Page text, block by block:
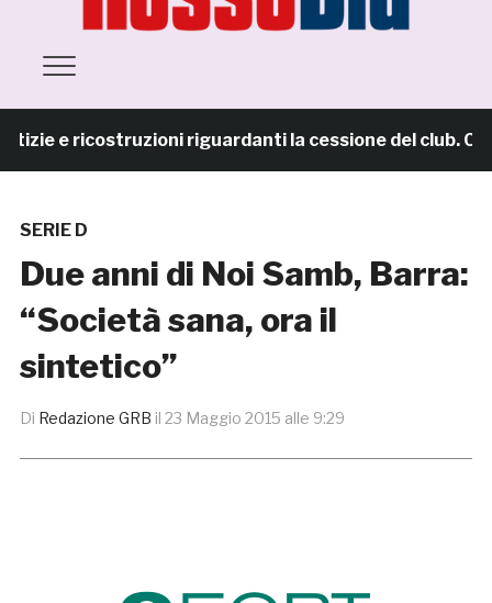
e ricostruzioni riguardanti la cessione del club.
SERIE D
Due anni di Noi Samb, Barra:
“Società sana, ora il
sintetico”
Di Redazione GRB il 23 Maggio 2015 alle 9:29